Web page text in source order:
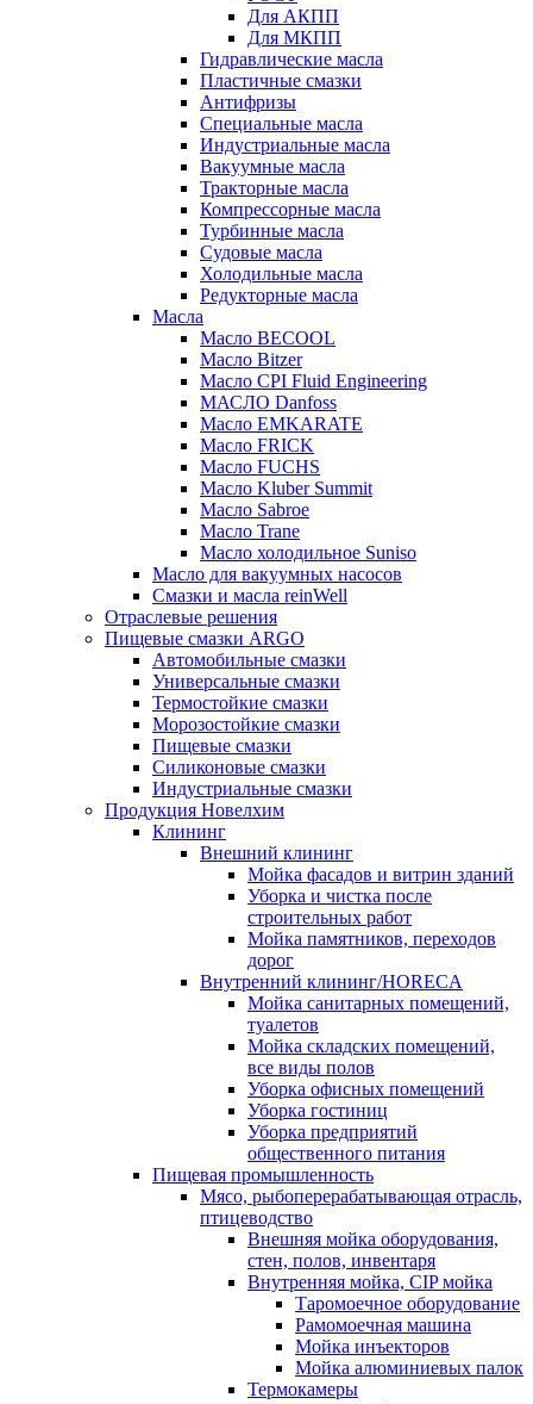
Для АКПП
Для МКПП
Гидравлические масла
Пластичные смазки
Антифризы
Специальные масла
Индустриальные масла
Вакуумные масла
Тракторные масла
Компрессорные масла
Турбинные масла
Судовые масла
Холодильные масла
Редукторные масла
Масла
Масло BECOOL
Масло Bitzer
Масло CPI Fluid Engineering
МАСЛО Danfoss
Масло EMKARATE
Масло FRICK
Масло FUCHS
Масло Kluber Summit
Масло Sabroe
Масло Trane
Масло холодильное Suniso
Масло для вакуумных насосов
Смазки и масла reinWell
Отраслевые решения
Пищевые смазки ARGO
Автомобильные смазки
Универсальные смазки
Термостойкие смазки
Морозостойкие смазки
Пищевые смазки
Силиконовые смазки
Индустриальные смазки
Продукция Новелхим
Клининг
Внешний клининг
Мойка фасадов и витрин зданий
Уборка и чистка после
строительных работ
Мойка памятников, переходов
дорог
Внутренний клининг/HORECA
Мойка санитарных помещений,
туалетов
Мойка складских помещений,
все виды полов
Уборка офисных помещений
Уборка гостиниц
Уборка предприятий
общественного питания
Пищевая промышленность
Мясо, рыбоперерабатывающая отрасль,
птицеводство
Внешняя мойка оборудования,
стен, полов, инвентаря
Внутренняя мойка, CIP мойка
Таромоечное оборудование
Рамомоечная машина
Мойка инъекторов
Мойка алюминиевых палок
Термокамеры